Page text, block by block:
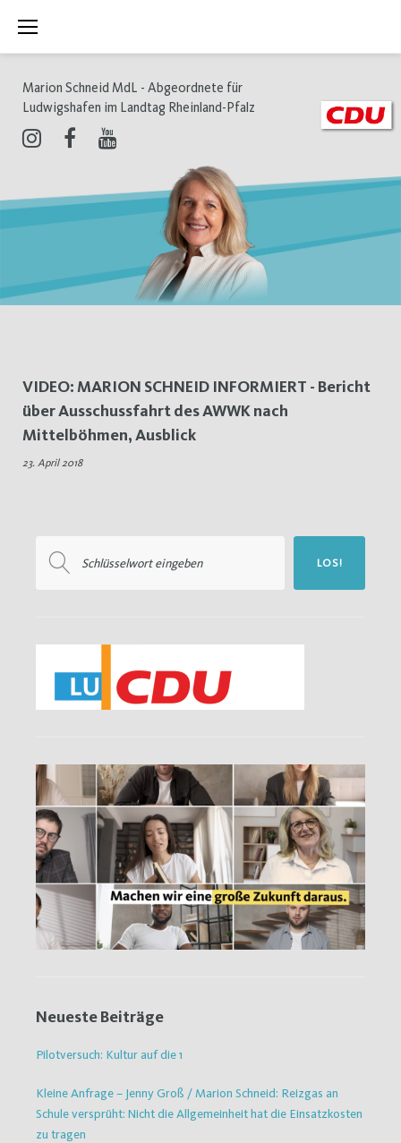
Inhalt
Marion Schneid MdL - Abgeordnete für
Ludwigshafen im Landtag Rheinland-Pfalz
Schlagwort:
Bibliothek
VIDEO: MARION SCHNEID INFORMIERT - Bericht
über Ausschussfahrt des AWWK nach
Mittelböhmen, Ausblick
23. April 2018
nach:
LOS!
Neueste Beiträge
Pilotversuch: Kultur auf die 1
Kleine Anfrage – Jenny Groß / Marion Schneid: Reizgas an
Schule versprüht: Nicht die Allgemeinheit hat die Einsatzkosten
zu tragen